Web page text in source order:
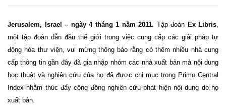
Jerusalem, Israel – ngày 4 tháng 1 năm 2011. Tập đoàn Ex Libris,
một tập đoàn dẫn đầu thế giới trong việc cung cấp các giải pháp tự
động hóa thư viện, vui mừng thông báo rằng có thêm nhiều nhà cung
cấp thông tin gần đây đã gia nhập nhóm các nhà xuất bản mà nội dung
học thuật và nghiên cứu của họ đã được chỉ mục trong Primo Central
Index nhằm thúc đẩy cộng đồng nghiên cứu phát hiện nội dung do họ
xuất bản.